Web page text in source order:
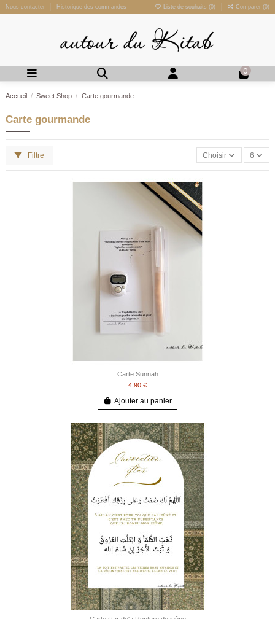
Nous contacter Historique des commandes Liste de souhaits (0) Comparer (0)
0
Accueil Sweet Shop Carte gourmande
Carte gourmande
Filtre Choisir 6
Carte Sunnah
4,90 €
Ajouter au panier